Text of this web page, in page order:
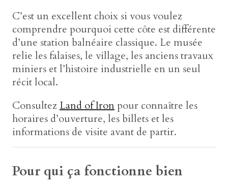
C’est un excellent choix si vous voulez
comprendre pourquoi cette côte est différente
d’une station balnéaire classique. Le musée
relie les falaises, le village, les anciens travaux
miniers et l’histoire industrielle en un seul
récit local.
ConsultezLand of Iron pour connaître les
horaires d’ouverture, les billets et les
informations de visite avant de partir.
Pour qui ça fonctionne bien